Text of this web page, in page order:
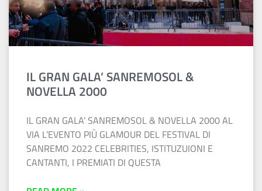
IL GRAN GALA’ SANREMOSOL &
NOVELLA 2000
IL GRAN GALA’ SANREMOSOL & NOVELLA 2000 AL
VIA L’EVENTO PIÙ GLAMOUR DEL FESTIVAL DI
SANREMO 2022 CELEBRITIES, ISTITUZUIONI E
CANTANTI, I PREMIATI DI QUESTA